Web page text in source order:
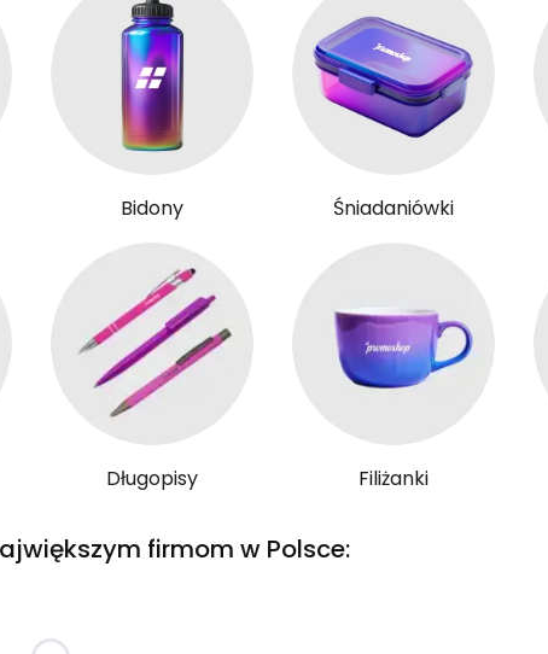
Bidony Śniadaniówki
Długopisy Filiżanki
firmom w Polsce: